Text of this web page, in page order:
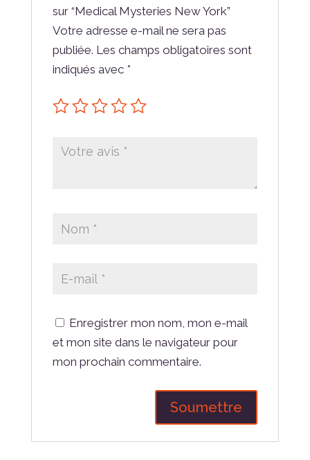
sur “Medical Mysteries New York”
Votre adresse e-mail ne sera pas
publiée. Les champs obligatoires sont
indiqués avec *
Enregistrer mon nom, mon e-mail
et mon site dans le navigateur pour
mon prochain commentaire.